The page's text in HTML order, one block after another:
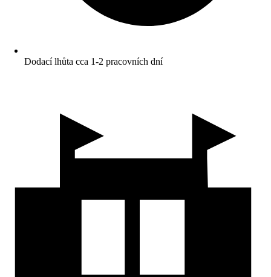
Dodací lhůta cca 1-2 pracovních dní